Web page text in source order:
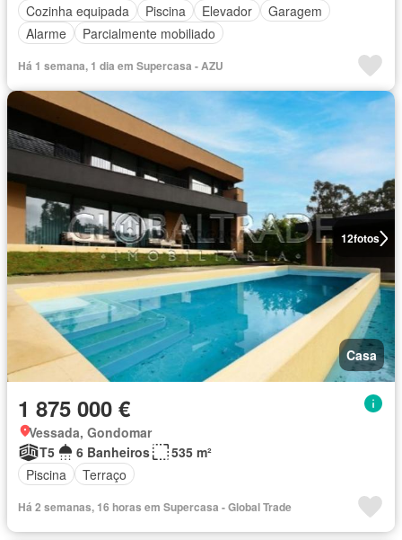
Cozinha equipada
Piscina Elevador
Garagem
Alarme
Parcialmente mobiliado
Há 1 semana, 1 dia em Supercasa - AZU
12fotos
Casa
1 875 000 €
Vessada, Gondomar
T5
6 Banheiros
535 m²
Piscina
Terraço
Há 2 semanas, 16 horas em Supercasa - Global Trade